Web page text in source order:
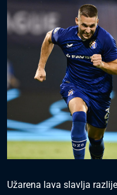
Užarena lava slavlja